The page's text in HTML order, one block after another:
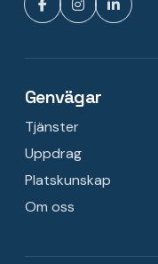
Genvägar
Tjänster
Uppdrag
Platskunskap
Om oss